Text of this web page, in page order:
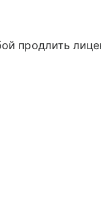
продлить